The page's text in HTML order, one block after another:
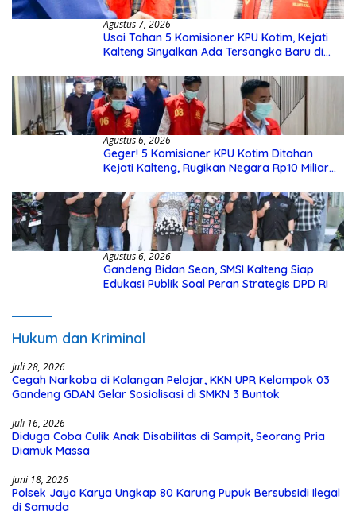
Agustus 7, 2026
Usai Tahan 5 Komisioner KPU Kotim, Kejati
Kalteng Sinyalkan Ada Tersangka Baru di
Agustus 6, 2026
Geger! 5 Komisioner KPU Kotim Ditahan
Kejati Kalteng, Rugikan Negara Rp10 Miliar
Agustus 6, 2026
Gandeng Bidan Sean, SMSI Kalteng Siap
Edukasi Publik Soal Peran Strategis DPD RI
Hukum dan Kriminal
Juli 28, 2026
Cegah Narkoba di Kalangan Pelajar, KKN UPR Kelompok 03
Gandeng GDAN Gelar Sosialisasi di SMKN 3 Buntok
Juli 16, 2026
Diduga Coba Culik Anak Disabilitas di Sampit, Seorang Pria
Diamuk Massa
Juni 18, 2026
Polsek Jaya Karya Ungkap 80 Karung Pupuk Bersubsidi Ilegal
di Samuda